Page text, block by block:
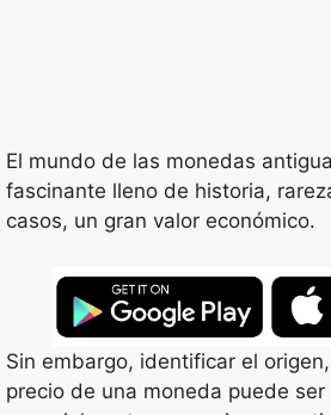
El mundo de las monedas
fascinante lleno de historia,
casos, un gran valor económico.
Sin embargo, identificar el
precio de una moneda puede